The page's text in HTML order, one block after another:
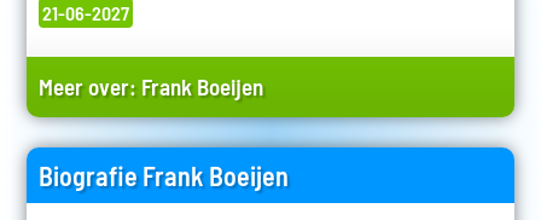
21-06-2027
Meer over: Frank Boeijen
Biografie Frank Boeijen